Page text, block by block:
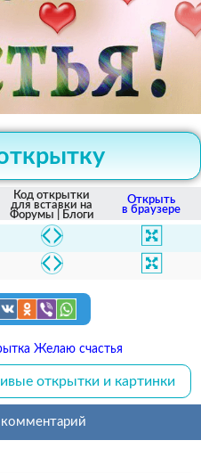
Код открытки
для вставки на
Форумы | Блоги
Открыть
в браузере
Желаю счастья
открытки и картинки
комментарий